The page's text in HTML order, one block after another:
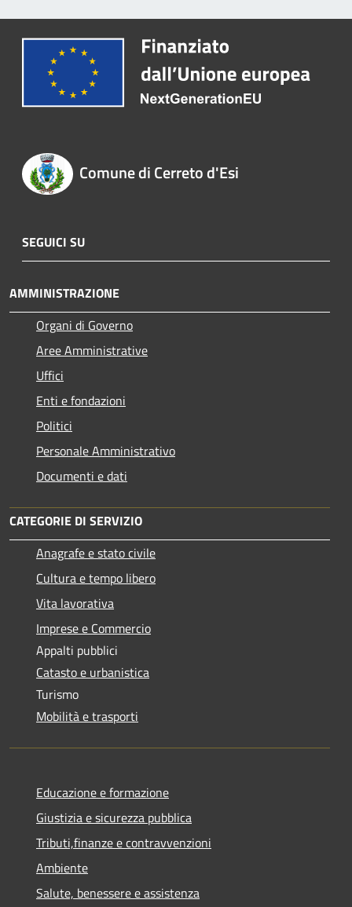
Comune di Cerreto d'Esi
SEGUICI SU
AMMINISTRAZIONE
Organi di Governo
Aree Amministrative
Uffici
Enti e fondazioni
Politici
Personale Amministrativo
Documenti e dati
CATEGORIE DI SERVIZIO
Anagrafe e stato civile
Cultura e tempo libero
Vita lavorativa
Imprese e Commercio
Appalti pubblici
Catasto e urbanistica
Turismo
Mobilità e trasporti
Educazione e formazione
Giustizia e sicurezza pubblica
Tributi,finanze e contravvenzioni
Ambiente
Salute, benessere e assistenza